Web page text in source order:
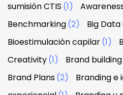
sumisión CTIS (1)
Benchmarking(2) Big Data
Bioestimulación capilar(1)
Creativity(1) Brand building
Brand Plans(2) Branding e